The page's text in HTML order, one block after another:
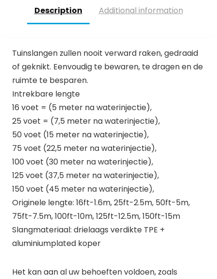
Description Additional information
Tuinslangen zullen nooit verward raken, gedraaid
of geknikt. Eenvoudig te bewaren, te dragen en de
ruimte te besparen.
Intrekbare lengte
16 voet = (5 meter na waterinjectie),
25 voet = (7,5 meter na waterinjectie),
50 voet (15 meter na waterinjectie),
75 voet (22,5 meter na waterinjectie),
100 voet (30 meter na waterinjectie),
125 voet (37,5 meter na waterinjectie),
150 voet (45 meter na waterinjectie),
Originele lengte: 16ft-1.6m, 25ft-2.5m, 50ft-5m,
75ft-7.5m, 100ft-10m, 125ft-12.5m, 150ft-15m
Slangmateriaal: drielaags verdikte TPE +
aluminiumplated koper
Het kan aan al uw behoeften voldoen, zoals